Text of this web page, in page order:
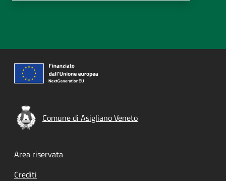
Comune di Asigliano Veneto
Footer menu
Area riservata
Crediti